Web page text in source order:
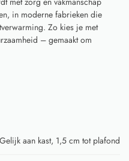
in moderne fabrieken die
Zo kies je met
– gemaakt om
Gelijk aan kast, 1,5 cm tot plafond